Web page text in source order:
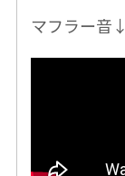
マフラー音↓